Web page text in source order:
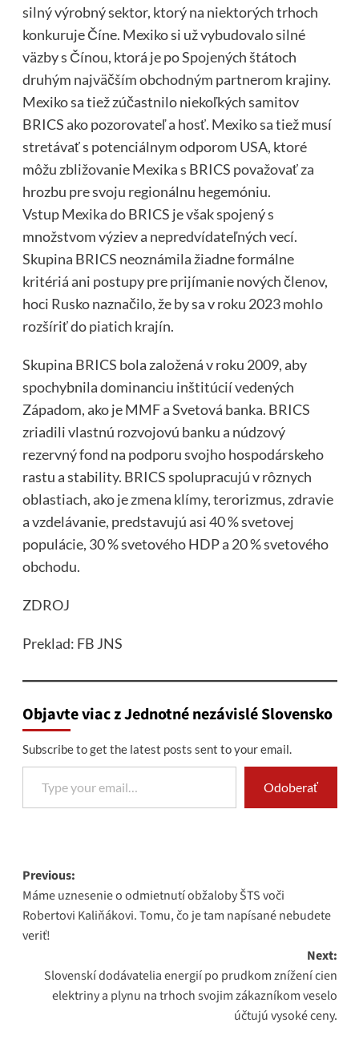
silný výrobný sektor, ktorý na niektorých trhoch
konkuruje Číne. Mexiko si už vybudovalo silné
väzby s Čínou, ktorá je po Spojených štátoch
druhým najväčším obchodným partnerom krajiny.
Mexiko sa tiež zúčastnilo niekoľkých samitov
BRICS ako pozorovateľ a hosť. Mexiko sa tiež musí
stretávať s potenciálnym odporom USA, ktoré
môžu zbližovanie Mexika s BRICS považovať za
hrozbu pre svoju regionálnu hegemóniu.
Vstup Mexika do BRICS je však spojený s
množstvom výziev a nepredvídateľných vecí.
Skupina BRICS neoznámila žiadne formálne
kritériá ani postupy pre prijímanie nových členov,
hoci Rusko naznačilo, že by sa v roku 2023 mohlo
rozšíriť do piatich krajín.
Skupina BRICS bola založená v roku 2009, aby
spochybnila dominanciu inštitúcií vedených
Západom, ako je MMF a Svetová banka. BRICS
zriadili vlastnú rozvojovú banku a núdzový
rezervný fond na podporu svojho hospodárskeho
rastu a stability. BRICS spolupracujú v rôznych
oblastiach, ako je zmena klímy, terorizmus, zdravie
a vzdelávanie, predstavujú asi 40 % svetovej
populácie, 30 % svetového HDP a 20 % svetového
obchodu.
ZDROJ
Preklad: FB JNS
Objavte viac z Jednotné nezávislé Slovensko
Subscribe to get the latest posts sent to your email.
Type your email…
Odoberať
Post
navigation
Previous:
Máme uznesenie o odmietnutí obžaloby ŠTS voči
Robertovi Kaliňákovi. Tomu, čo je tam napísané nebudete
veriť!
Next:
Slovenskí dodávatelia energií po prudkom znížení cien
elektriny a plynu na trhoch svojim zákazníkom veselo
účtujú vysoké ceny.